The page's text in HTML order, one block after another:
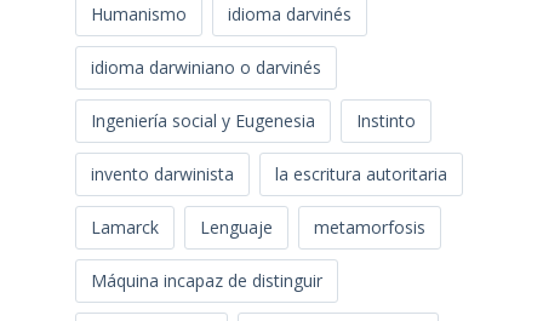
Humanismo idioma darvinés
idioma darwiniano o darvinés
Ingeniería social y Eugenesia Instinto
invento darwinista la escritura autoritaria
Lamarck Lenguaje metamorfosis
Máquina incapaz de distinguir